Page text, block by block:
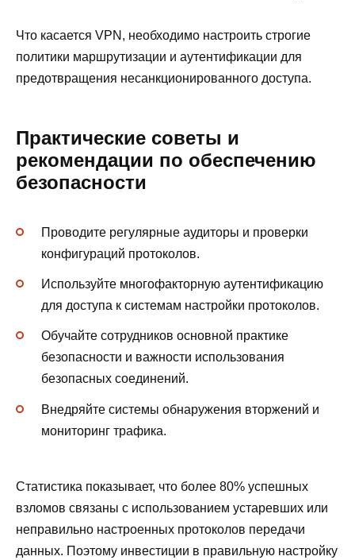
Что касается VPN, необходимо настроить строгие
политики маршрутизации и аутентификации для
предотвращения несанкционированного доступа.
Практические советы и
рекомендации по обеспечению
безопасности
Проводите регулярные аудиторы и проверки
конфигураций протоколов.
Используйте многофакторную аутентификацию
для доступа к системам настройки протоколов.
Обучайте сотрудников основной практике
безопасности и важности использования
безопасных соединений.
Внедряйте системы обнаружения вторжений и
мониторинг трафика.
Статистика показывает, что более 80% успешных
взломов связаны с использованием устаревших или
неправильно настроенных протоколов передачи
данных. Поэтому инвестиции в правильную настройку